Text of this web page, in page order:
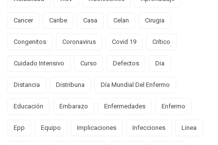
Cancer Caribe Casa Celan Cirugia
Congenitos Coronavirus Covid 19 Crítico
Cuidado Intensivo Curso Defectos Dia
Distancia Distribuna Día Mundial Del Enfermo
Educación Embarazo Enfermedades Enfermo
Epp Equipo Implicaciones Infecciones Linea